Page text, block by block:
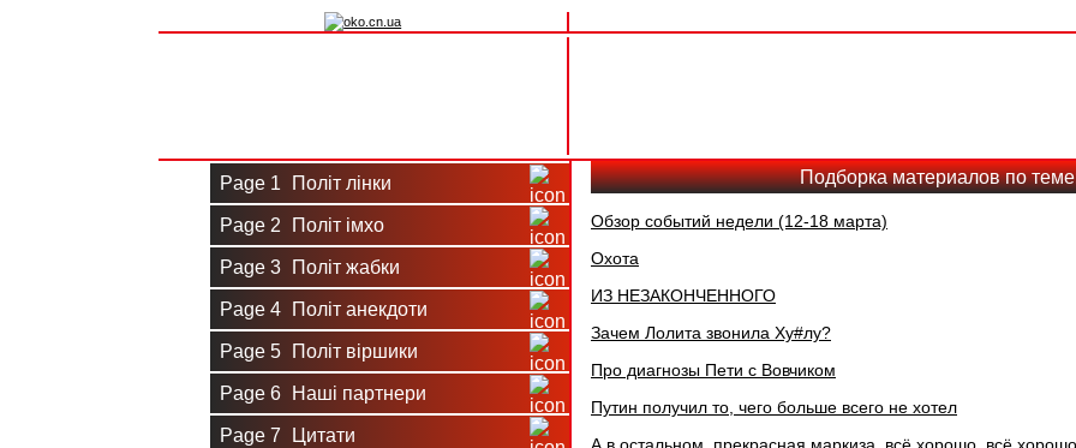
Page 1 Політ лінки
Page 2 Політ імхо
Page 3 Політ жабки
Page 4 Політ анекдоти
Page 5 Політ віршики
Page 6 Наші партнери
Page 7 Цитати
Подборка материалов по
Обзор событий недели (12-18 марта)
Охота
ИЗ НЕЗАКОНЧЕННОГО
Зачем Лолита звонила Ху#лу?
Про диагнозы Пети с Вовчиком
Путин получил то, чего больше всего не хотел